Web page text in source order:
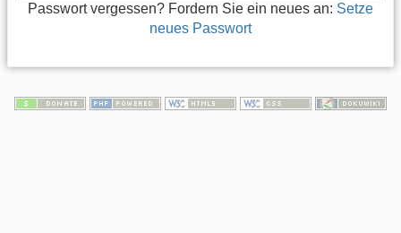
Passwort vergessen? Fordern Sie ein neues an: Setze
neues Passwort